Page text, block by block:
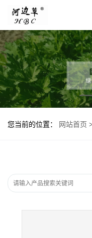
您当前的位置： 网站首页